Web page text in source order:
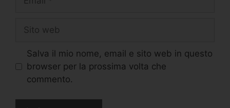
Salva il mio nome, email e sito web in questo
browser per la prossima volta che
commento.